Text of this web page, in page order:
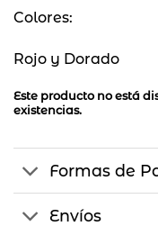
Colores:
Rojo y Dorado
Este producto no está
existencias.
Formas de
Envíos